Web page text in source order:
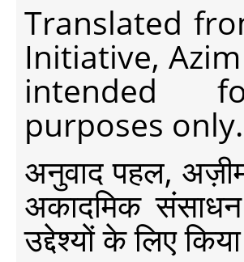
Translated
Initiative,
intended for
purposes only.
अनुवाद पहल, अज़ीम
अकादमिक
उद्देश्यों के लिए